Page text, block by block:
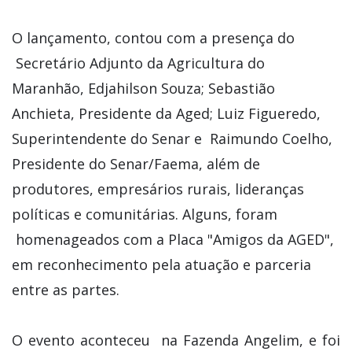
O lançamento, contou com a presença do
Secretário Adjunto da Agricultura do
Maranhão, Edjahilson Souza; Sebastião
Anchieta, Presidente da Aged; Luiz Figueredo,
Superintendente do Senar e Raimundo Coelho,
Presidente do Senar/Faema, além de
produtores, empresários rurais, lideranças
políticas e comunitárias. Alguns, foram
homenageados com a Placa "Amigos da AGED",
em reconhecimento pela atuação e parceria
entre as partes.
O evento aconteceu na Fazenda Angelim, e foi